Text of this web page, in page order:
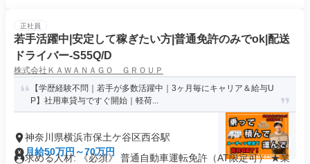
正社員
若手活躍中|安定して稼ぎたい方|普通免許のみでok|配送
ドライバー-S55Q/D
株式会社ＫＡＷＡＮＡＧＯ ＧＲＯＵＰ
【学歴経験不問｜若手が多数活躍中｜3ヶ月毎にキャリア＆給与U
P】社用車貸与ですぐ開始｜軽荷...
神奈川県横浜市保土ケ谷区西谷駅
月給50万円～70万円
求める人材: 《必須》 普通自動車運転免許（AT限定可） ★業